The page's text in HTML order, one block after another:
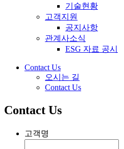
기술현황
고객지원
공지사항
관계사소식
ESG 자료 공시
Contact Us
오시는 길
Contact Us
Contact Us
고객명